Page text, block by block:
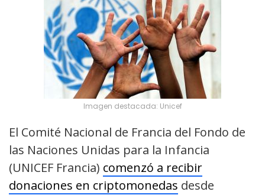
Imagen destacada: Unicef
El Comité Nacional de Francia del Fondo de
las Naciones Unidas para la Infancia
(UNICEF Francia) comenzó a recibir
donaciones en criptomonedas desde